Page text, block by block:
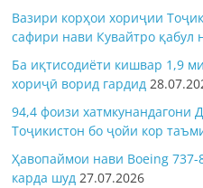
Вазири корҳои хориҷии
сафири нави Кувайтро қабул
Ба иқтисодиёти кишвар 1,9
хориҷӣ ворид гардид
94,4 фоизи хатмкунандагони
Тоҷикистон бо ҷойи кор
Ҳавопаймои нави Boeing 737-
карда шуд 27.07.2026